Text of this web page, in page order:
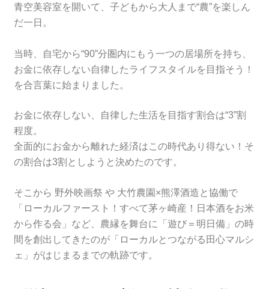
青空美容室を開いて、子どもから大人まで“農”を楽しん
だ一日。
当時、自宅から“90”分圏内にもう一つの居場所を持ち、
お金に依存しない自律したライフスタイルを目指そう！
を合言葉に始まりました。
お金に依存しない、自律した生活を目指す割合は“3”割
程度。
全面的にお金から離れた経済はこの時代あり得ない！そ
の割合は3割としようと決めたのです。
そこから 野外映画祭 や 大竹農園×熊澤酒造と協働で
「ローカルファースト！すべて茅ヶ崎産！日本酒をお米
から作る会」など、農縁を舞台に「遊び＝明日備」の時
間を創出してきたのが「ローカルとつながる田心マルシ
ェ」がはじまるまでの軌跡です。